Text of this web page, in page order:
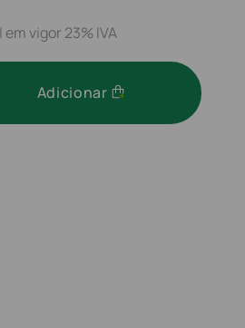
vigor 23% IVA
Adicionar